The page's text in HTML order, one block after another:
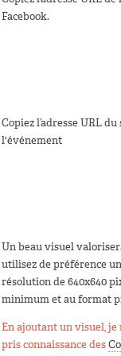
Facebook.
Copiez l’adresse URL du
l'événement
Un beau visuel
utilisez de préférence
résolution de 640x640
minimum et au format
En ajoutant un visuel,
pris connaissance des